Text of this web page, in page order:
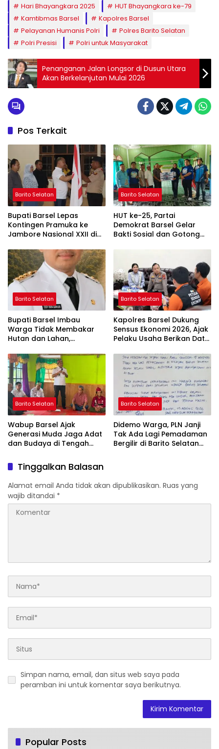
Hari Bhayangkara 2025
HUT Bhayangkara ke-79
Kamtibmas Barsel
Kapolres Barsel
Pelayanan Humanis Polri
Polres Barito Selatan
Polri Presisi
Polri untuk Masyarakat
Penanganan Jalan Longsor di Dusun Utara
Akan Berkelanjutan Mulai 2026
Pos Terkait
Barito Selatan
Bupati Barsel Lepas
Kontingen Pramuka ke
Jambore Nasional XXII di
Barito Selatan
HUT ke-25, Partai
Demokrat Barsel Gelar
Bakti Sosial dan Gotong
Ashfiya
Barito Selatan
Bupati Barsel Imbau
Warga Tidak Membakar
Hutan dan Lahan,
Bebas Kabut Asap
Barito Selatan
Kapolres Barsel Dukung
Sensus Ekonomi 2026, Ajak
Pelaku Usaha Berikan Data
Barito Selatan
Wabup Barsel Ajak
Generasi Muda Jaga Adat
dan Budaya di Tengah
Barito Selatan
Didemo Warga, PLN Janji
Tak Ada Lagi Pemadaman
Bergilir di Barito Selatan
Tinggalkan Balasan
Alamat email Anda tidak akan dipublikasikan. Ruas yang
wajib ditandai *
Simpan nama, email, dan situs web saya pada
peramban ini untuk komentar saya berikutnya.
Popular Posts